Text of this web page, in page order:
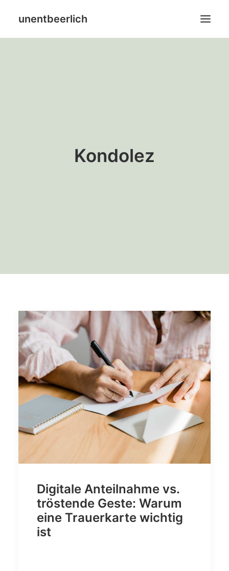
unentbeerlich
Kondolez
Digitale Anteilnahme vs.
tröstende Geste: Warum
eine Trauerkarte wichtig
ist